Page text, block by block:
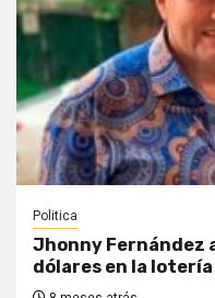
Politica
Jhonny Fernández
dólares en la